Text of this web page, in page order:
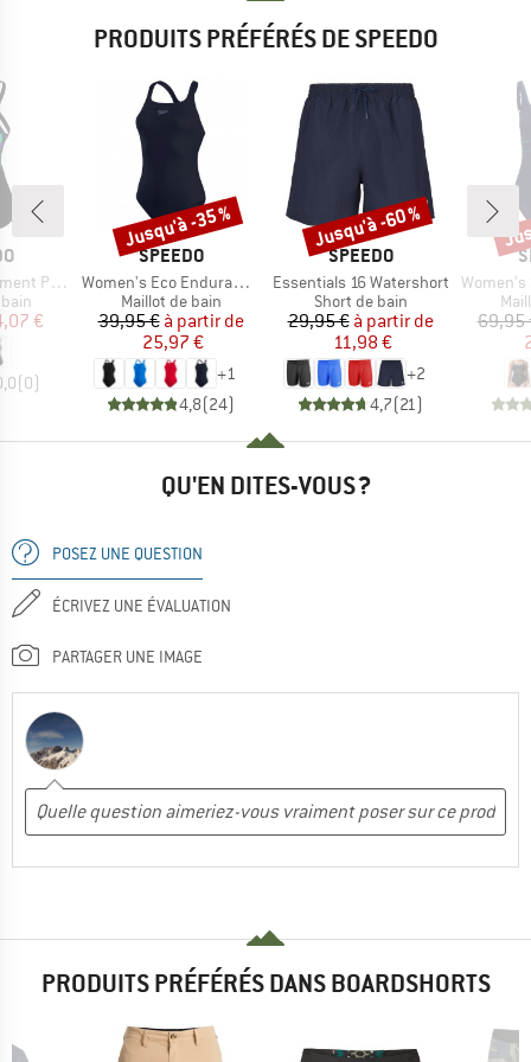
PRODUITS PRÉFÉRÉS DE SPEEDO
Powerback
réduit
€
(0)
MARQUE
SPEEDO
Article
Women's Eco Endurance+ Medalist
Product group
Maillot de bain
Prix
39,95 € Prix réduit
à partir de
25,97 €
+1
4,8(24)
Remise
Jusqu'à -35 %
MARQUE
SPEEDO
Article
Essentials 16 Watershort
Product group
Short de bain
Prix
29,95 € Prix réduit
à partir de
11,98 €
+2
4,7(21)
Remise
Jusqu'à -60 %
Article
Women's Shaping
69,95
QU'EN DITES-VOUS ?
POSEZ UNE QUESTION
ÉCRIVEZ UNE ÉVALUATION
PARTAGER UNE IMAGE
PRODUITS PRÉFÉRÉS DANS BOARDSHORTS